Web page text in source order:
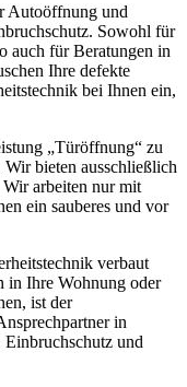
Autoöffnung und
Sowohl für
auch für Beratungen in
Ihre defekte
bei Ihnen ein,
„Türöffnung“ zu
bieten ausschließlich
arbeiten nur mit
ein sauberes und vor
verbaut
in Ihre Wohnung oder
ist der
in
Einbruchschutz und